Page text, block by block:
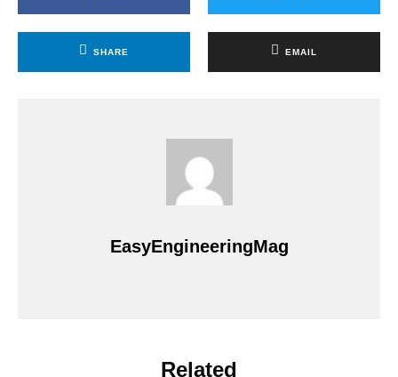
SHARE EMAIL
EasyEngineeringMag
Related